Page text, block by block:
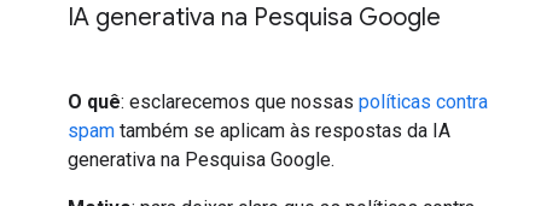
IA generativa na Pesquisa Google
O quê: esclarecemos que nossas políticas contra
spam também se aplicam às respostas da IA
generativa na Pesquisa Google.